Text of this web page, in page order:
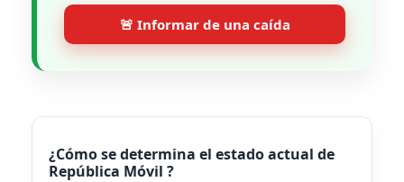
🚨 Informar de una caída
¿Cómo se determina el estado actual de
República Móvil ?